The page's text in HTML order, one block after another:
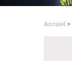
Accueil >